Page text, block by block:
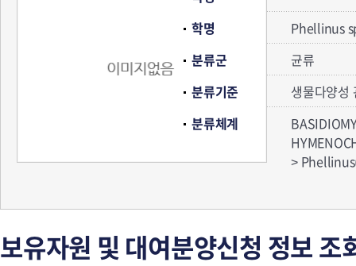
학명
Phellinus
분류군
균류
분류기준
생물다양성
분류체계
>
보유자원 및 대여분양신청 정보 조